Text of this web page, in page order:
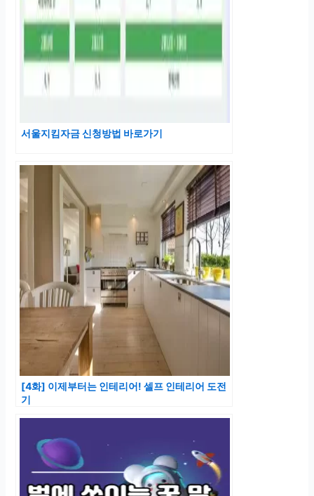
서울지킴자금 신청방법 바로가기
[4화] 이제부터는 인테리어! 셀프 인테리어 도전
기